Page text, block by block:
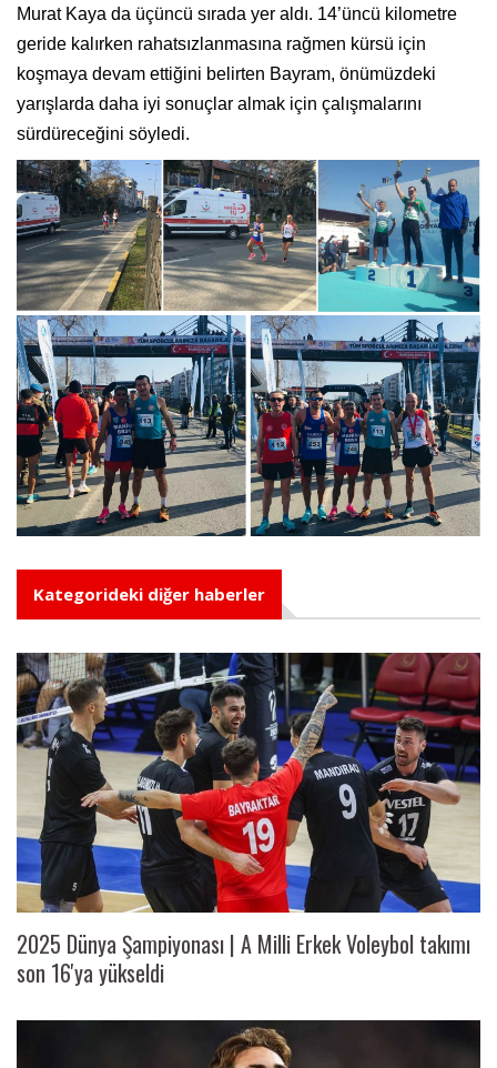
Murat Kaya da üçüncü sırada yer aldı. 14’üncü kilometre
geride kalırken rahatsızlanmasına rağmen kürsü için
koşmaya devam ettiğini belirten Bayram, önümüzdeki
yarışlarda daha iyi sonuçlar almak için çalışmalarını
sürdüreceğini söyledi.
Kategorideki diğer haberler
2025 Dünya Şampiyonası | A Milli Erkek Voleybol takımı
son 16'ya yükseldi